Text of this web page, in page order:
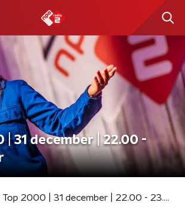
| 31 december | 22.00 -
Top 2000 | 31 december | 22.00 - 23.00 uur